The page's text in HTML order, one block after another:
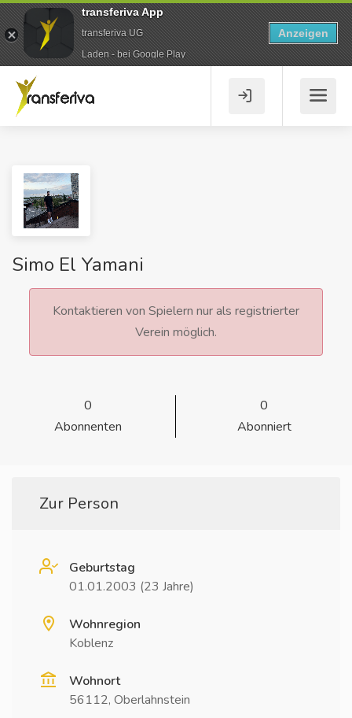
Simo El Yamani
Kontaktieren von Spielern nur als registrierter
Verein möglich.
0
Abonnenten
0
Abonniert
Zur Person
Geburtstag
01.01.2003 (23 Jahre)
Wohnregion
Koblenz
Wohnort
56112, Oberlahnstein
transferiva App
transferiva UG
Laden - bei Google Play
Anzeigen